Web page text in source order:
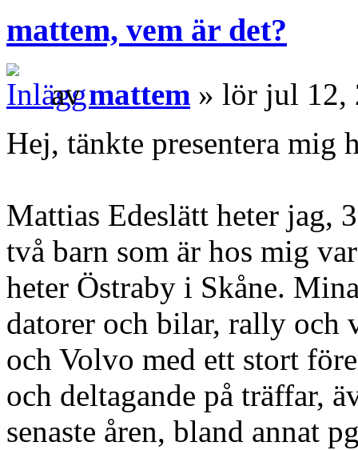
mattem, vem är det?
avmattem » lör jul 12,
Hej, tänkte presentera mig
Mattias Edeslätt heter jag,
två barn som är hos mig
heter Östraby i Skåne.
datorer och bilar, rally och
och Volvo med ett stort
och deltagande på träffar,
senaste åren, bland annat